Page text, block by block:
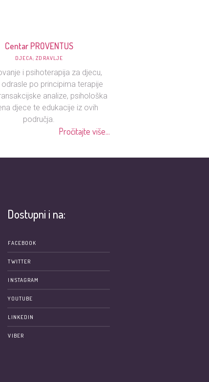
Centar PROVENTUS
DJECA; ZDRAVLJE
i psihoterapija za djecu,
po principima terapije
analize, psihološka
djece te edukacije iz ovih
područja.
Pročitajte više...
Dostupni i na:
FACEBOOK
TWITTER
INSTAGRAM
YOUTUBE
LINKEDIN
VIBER